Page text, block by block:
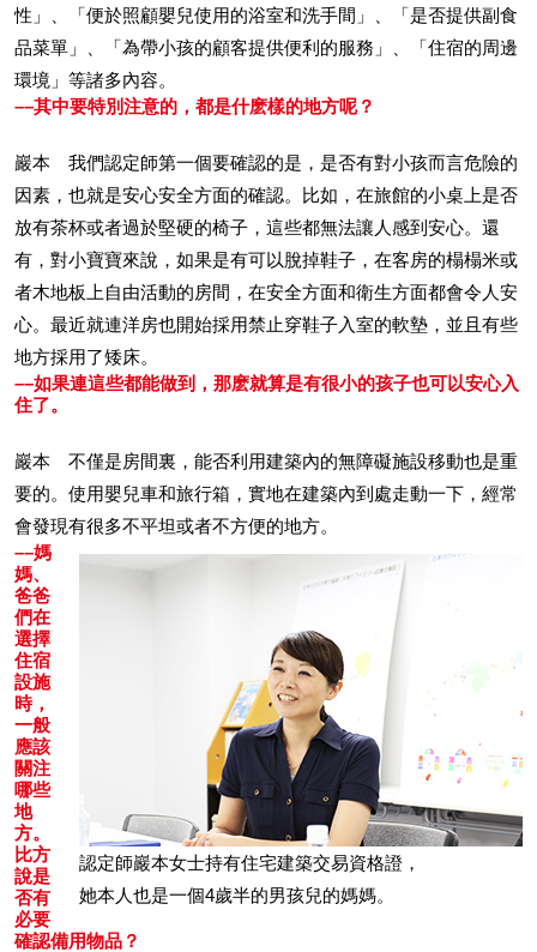
性」、「便於照顧嬰兒使用的浴室和洗手間」、「是否提供副食
品菜單」、「為帶小孩的顧客提供便利的服務」、「住宿的周邊
環境」等諸多內容。
––其中要特別注意的，都是什麽樣的地方呢？
巖本 我們認定師第一個要確認的是，是否有對小孩而言危險的
因素，也就是安心安全方面的確認。比如，在旅館的小桌上是否
放有茶杯或者過於堅硬的椅子，這些都無法讓人感到安心。還
有，對小寶寶來說，如果是有可以脫掉鞋子，在客房的榻榻米或
者木地板上自由活動的房間，在安全方面和衛生方面都會令人安
心。最近就連洋房也開始採用禁止穿鞋子入室的軟墊，並且有些
地方採用了矮床。
––如果連這些都能做到，那麽就算是有很小的孩子也可以安心入
住了。
巖本 不僅是房間裏，能否利用建築內的無障礙施設移動也是重
要的。使用嬰兒車和旅行箱，實地在建築內到處走動一下，經常
會發現有很多不平坦或者不方便的地方。
認定師巖本女士持有住宅建築交易資格證，
她本人也是一個4歲半的男孩兒的媽媽。
––媽
媽、
爸爸
們在
選擇
住宿
設施
時，
一般
應該
關注
哪些
地
方。
比方
說是
否有
必要
確認備用物品？